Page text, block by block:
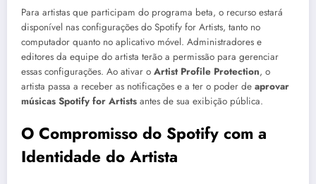
Para artistas que participam do programa beta, o recurso estará
disponível nas configurações do Spotify for Artists, tanto no
computador quanto no aplicativo móvel. Administradores e
editores da equipe do artista terão a permissão para gerenciar
essas configurações. Ao ativar o Artist Profile Protection, o
artista passa a receber as notificações e a ter o poder de aprovar
músicas Spotify for Artists antes de sua exibição pública.
O Compromisso do Spotify com a
Identidade do Artista